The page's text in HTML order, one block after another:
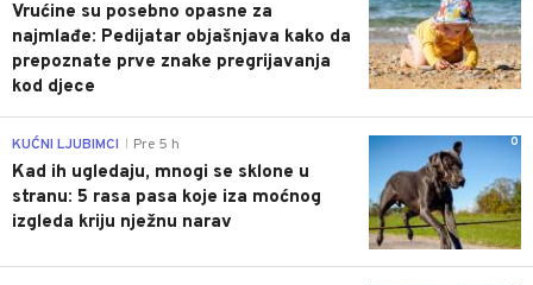
Vrućine su posebno opasne za
najmlađe: Pedijatar objašnjava kako da
prepoznate prve znake pregrijavanja
kod djece
0
KUĆNI LJUBIMCI Pre 5 h
Kad ih ugledaju, mnogi se sklone u
stranu: 5 rasa pasa koje iza moćnog
izgleda kriju nježnu narav